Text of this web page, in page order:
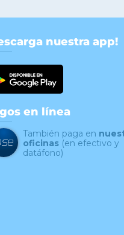
nuestra app!
en línea
También paga en
oficinas (en efectivo y
datáfono)